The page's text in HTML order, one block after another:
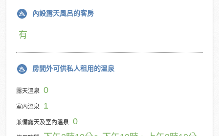
內設露天風呂的客房
有
房間外可供私人租用的溫泉
露天溫泉 0
室內溫泉 1
兼備露天及室內溫泉 0